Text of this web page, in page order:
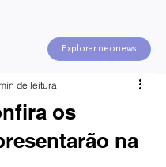
Explorar neonews
os
na
de leitura